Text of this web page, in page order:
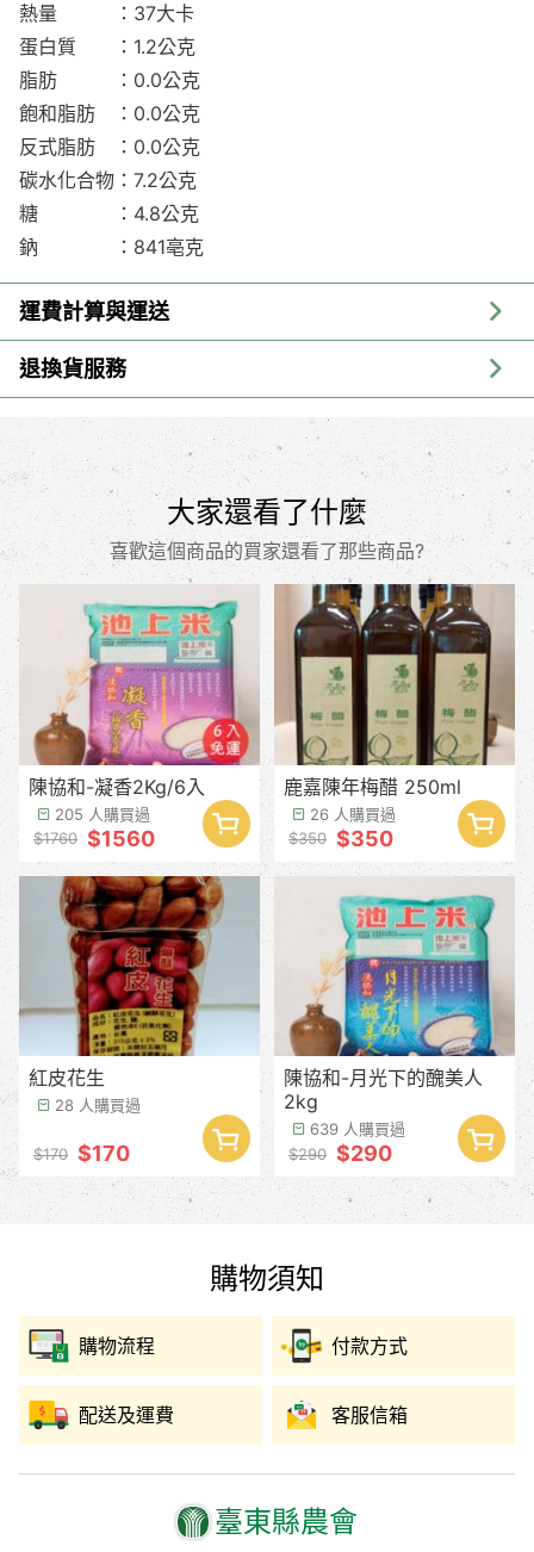
熱量 ：37大卡
蛋白質 ：1.2公克
脂肪 ：0.0公克
飽和脂肪 ：0.0公克
反式脂肪 ：0.0公克
碳水化合物：7.2公克
糖 ：4.8公克
鈉 ：841亳克
運費計算與運送
退換貨服務
大家還看了什麼
喜歡這個商品的買家還看了那些商品?
陳協和-凝香2Kg/6入
205 人購買過
$1760 $1560
鹿嘉陳年梅醋 250ml
26 人購買過
$350 $350
紅皮花生
28 人購買過
$170 $170
陳協和-月光下的醜美人
2kg
639 人購買過
$290 $290
臺東縣農會
購物須知
購物流程 付款方式
配送及運費 客服信箱